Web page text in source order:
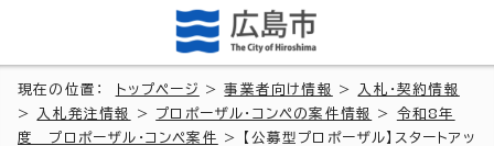
現在の位置： トップページ >事業者向け情報 >
入札・契約情報
>
入札発注情報 > プロポーザル・コンペの案件情報 > 令和8年
度 プロポーザル・コンペ案件
> 【公募型プロポーザル】スタートアッ